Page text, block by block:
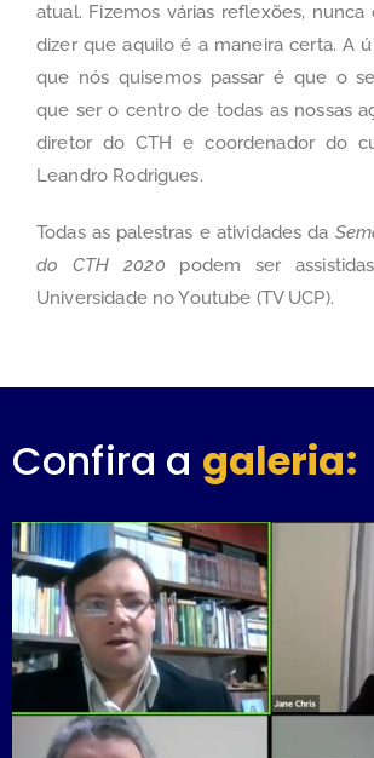
atual. Fizemos várias reflexões,
dizer que aquilo é a maneira certa. A
que nós quisemos passar é que o
que ser o centro de todas as nossas
diretor do CTH e coordenador do
Leandro Rodrigues.
Todas as palestras e atividades da
do CTH 2020 podem ser
Universidade no Youtube (TV UCP).
Confira a galeria: